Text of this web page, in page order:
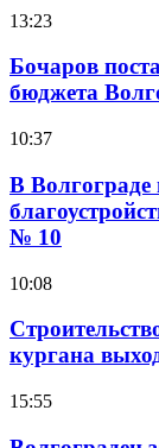
13:23
Бочаров
бюджета
10:37
В Волгограде
№ 10
10:08
кургана
15:55